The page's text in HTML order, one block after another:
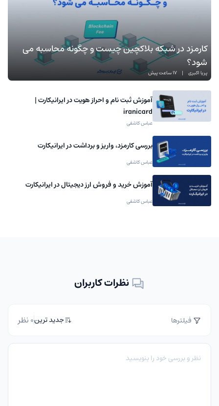
کارمزد در شبکه بلاکچین چیست و چگونه محاسبه می
شود؟
پریا اکبری | 17 ساعت پیش
آموزش ثبت نام و احراز هویت در ایرانیکارت |
iranicard
عباس کاشفی
بررسی کارمزد، واریز و برداشت در ایرانیکارت
عباس کاشفی
آموزش خرید و فروش ارز دیجیتال در ایرانیکارت
عباس کاشفی
نظرات کاربران
فیلترها جدید ترین0 نظر